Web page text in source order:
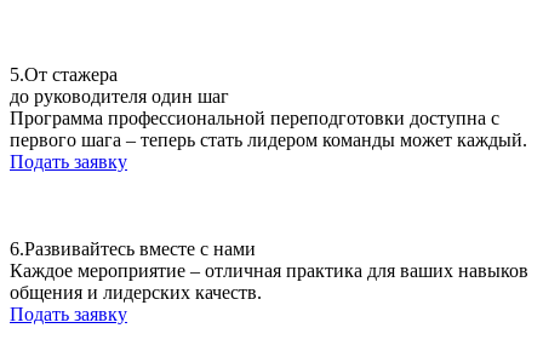
5.От стажера
до руководителя один шаг
Программа профессиональной переподготовки доступна с
первого шага – теперь стать лидером команды может каждый.
Подать заявку
6.Развивайтесь вместе с нами
Каждое мероприятие – отличная практика для ваших навыков
общения и лидерских качеств.
Подать заявку